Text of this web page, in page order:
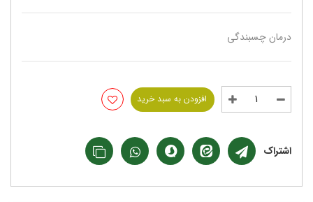
درمان چسبندگى
افزودن به سبد خرید
اشتراک